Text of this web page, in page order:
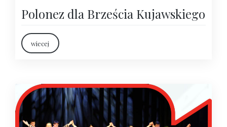
Polonez dla Brześcia Kujawskiego
wiecej